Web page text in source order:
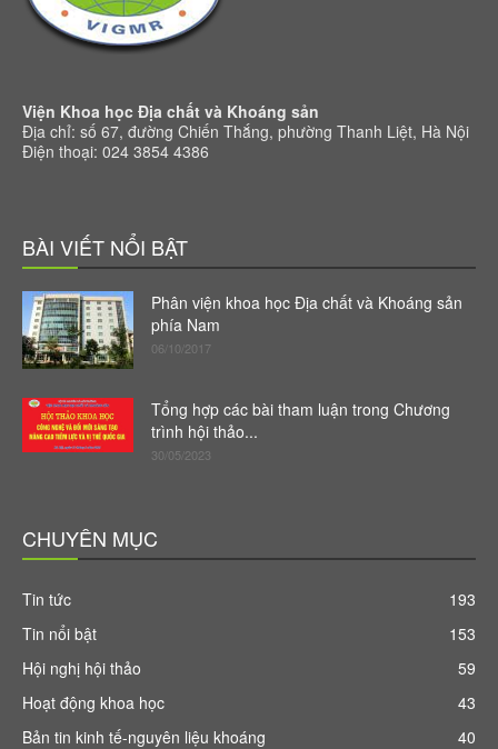
Viện Khoa học Địa chất và Khoáng sản
Địa chỉ: số 67, đường Chiến Thắng, phường Thanh Liệt, Hà Nội
Điện thoại: 024 3854 4386
BÀI VIẾT NỔI BẬT
Phân viện khoa học Địa chất và Khoáng sản
phía Nam
06/10/2017
Tổng hợp các bài tham luận trong Chương
trình hội thảo...
30/05/2023
CHUYÊN MỤC
Tin tức
193
Tin nổi bật
153
Hội nghị hội thảo
59
Hoạt động khoa học
43
Bản tin kinh tế-nguyên liệu khoáng
40